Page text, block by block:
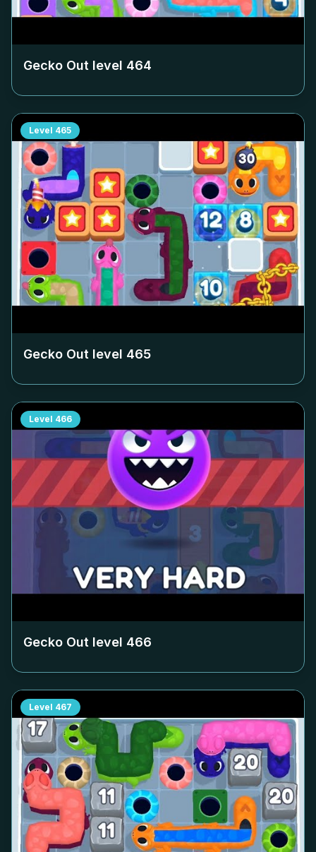
Gecko Out level 464
Level 465
Gecko Out level 465
Level 466
Gecko Out level 466
Level 467